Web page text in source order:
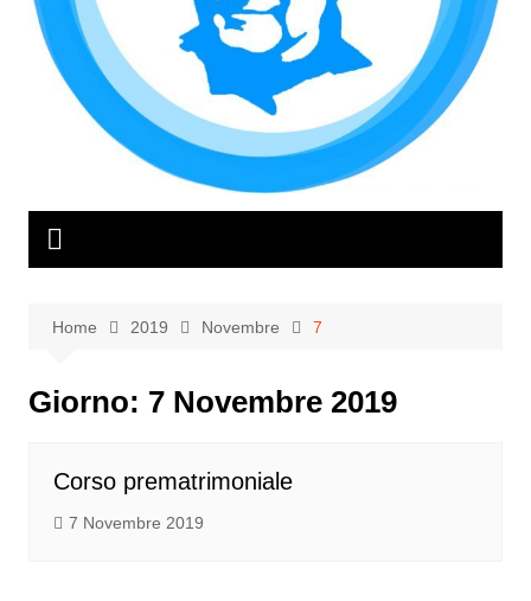
Home 2019 Novembre 7
Giorno: 7 Novembre 2019
Corso prematrimoniale
7 Novembre 2019